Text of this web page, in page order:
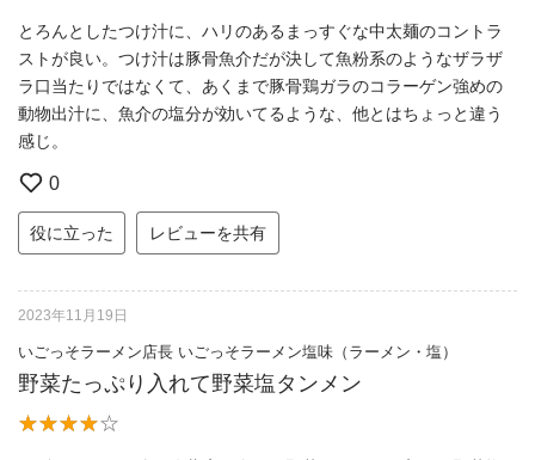
とろんとしたつけ汁に、ハリのあるまっすぐな中太麺のコントラ
ストが良い。つけ汁は豚骨魚介だが決して魚粉系のようなザラザ
ラ口当たりではなくて、あくまで豚骨鶏ガラのコラーゲン強めの
動物出汁に、魚介の塩分が効いてるような、他とはちょっと違う
感じ。
0
役に立った レビューを共有
2023年11月19日
いごっそラーメン店長 いごっそラーメン塩味（ラーメン・塩）
野菜たっぷり入れて野菜塩タンメン